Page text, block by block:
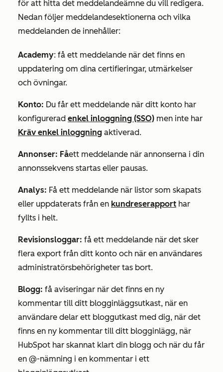
för att hitta det meddelandeämne du vill redigera.
Nedan följer meddelandesektionerna och vilka
meddelanden de innehåller:
Academy: få ett meddelande när det finns en
uppdatering om dina certifieringar, utmärkelser
och övningar.
Konto: Du får ett meddelande när ditt konto har
konfigurerad enkel inloggning (SSO) men inte har
Kräv enkel inloggning aktiverad.
Annonser: Fåett meddelande när annonserna i din
annonssekvens startas eller pausas.
Analys: Få ett meddelande när listor som skapats
eller uppdaterats från en kundreserapport har
fyllts i helt.
Revisionsloggar: få ett meddelande när det sker
flera export från ditt konto och när en användares
administratörsbehörigheter tas bort.
Blogg: få aviseringar när det finns en ny
kommentar till ditt blogginläggsutkast, när en
användare delar ett bloggutkast med dig, när det
finns en ny kommentar till ditt blogginlägg, när
HubSpot har skannat klart din blogg och när du får
en @-nämning i en kommentar i ett